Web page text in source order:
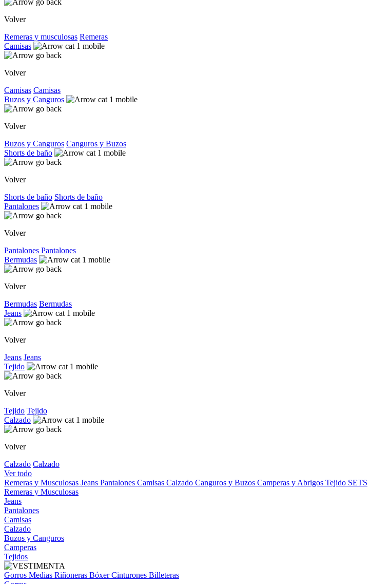
Volver
Remeras y musculosas Remeras
Camisas
Volver
Camisas Camisas
Buzos y Canguros
Volver
Buzos y Canguros Canguros y Buzos
Shorts de baño
Volver
Shorts de baño Shorts de baño
Pantalones
Volver
Pantalones Pantalones
Bermudas
Volver
Bermudas Bermudas
Jeans
Volver
Jeans Jeans
Tejido
Volver
Tejido Tejido
Calzado
Volver
Calzado Calzado
Ver todo
Remeras y Musculosas Jeans Pantalones Camisas Calzado Canguros y Buzos Camperas y Abrigos Tejido SETS
Remeras y Musculosas
Jeans
Pantalones
Camisas
Calzado
Buzos y Canguros
Camperas
Tejidos
Gorros Medias Riñoneras BóxerCinturones Billeteras